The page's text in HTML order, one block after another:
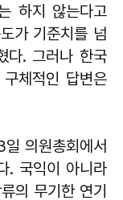
하지 않는다고
가 기준치를 넘
다. 그러나 한국
체적인 답변은
의원총회에서
. 국익이 아니라
의 무기한 연기